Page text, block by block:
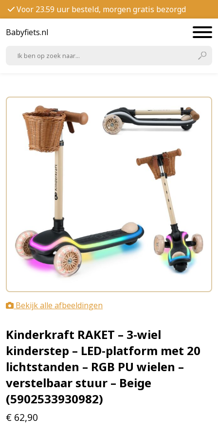
Voor 23.59 uur besteld, morgen gratis bezorgd
Babyfiets.nl
Bekijk alle afbeeldingen
Kinderkraft RAKET – 3-wiel
kinderstep – LED-platform met 20
lichtstanden – RGB PU wielen –
verstelbaar stuur – Beige
(5902533930982)
€ 62,90